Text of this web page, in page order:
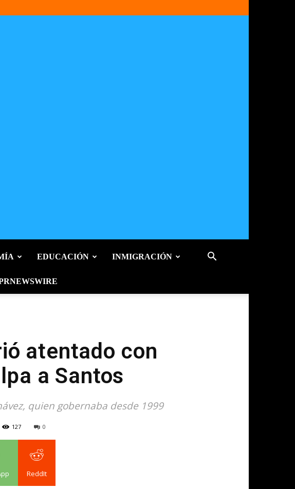
EDUCACIÓN INMIGRACIÓN
atentado con
a Santos
quien gobernaba desde 1999
127 0
ReddIt